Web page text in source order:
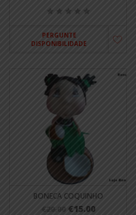
PERGUNTE
DISPONIBILIDADE
BONECA COQUINHO
€20.00 €15.00